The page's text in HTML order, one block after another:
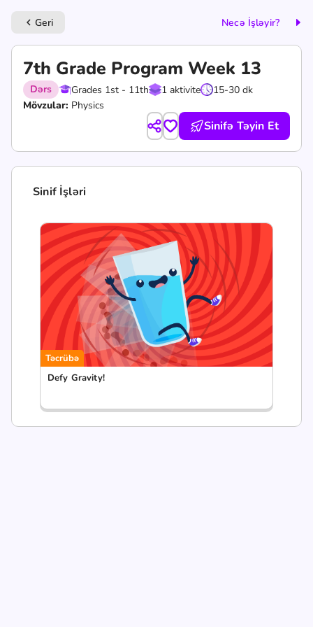
keyboard_arrow_left Geri Necə İşləyir?
7th Grade Program Week 13
Dərs Grades 1st - 11th 1 aktivite
15-30 dk
Mövzular: Physics
Sinifə Təyin Et
Sinif İşləri
Təcrübə
Defy Gravity!